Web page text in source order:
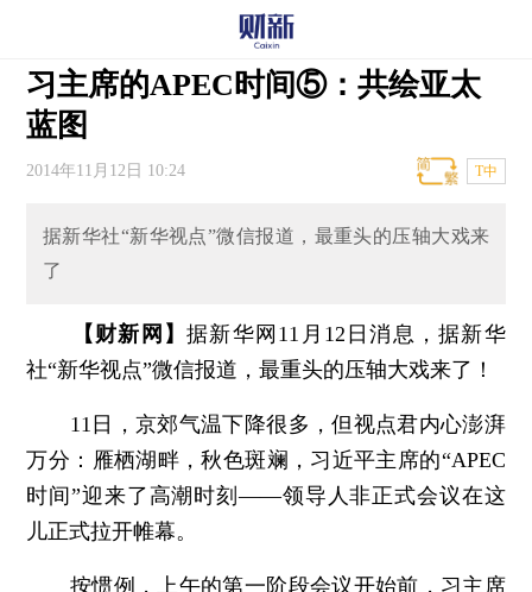
习主席的APEC时间⑤：共绘亚太
蓝图
2014年11月12日 10:24 T中
据新华社“新华视点”微信报道，最重头的压轴大戏来
了
【财新网】据新华网11月12日消息，据新华
社“新华视点”微信报道，最重头的压轴大戏来了！
11日，京郊气温下降很多，但视点君内心澎湃
万分：雁栖湖畔，秋色斑斓，习近平主席的“APEC
时间”迎来了高潮时刻——领导人非正式会议在这
儿正式拉开帷幕。
按惯例，上午的第一阶段会议开始前，习主席